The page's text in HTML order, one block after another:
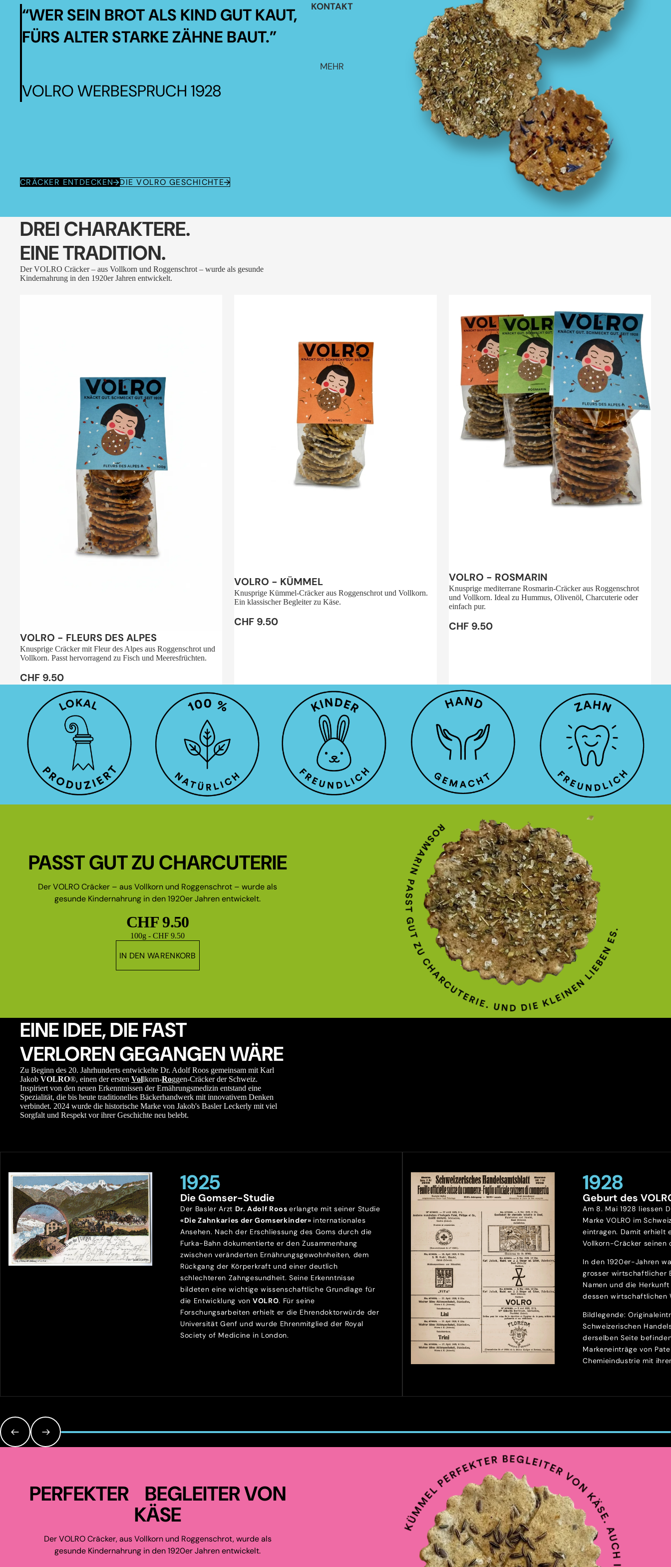
KONTAKT
MEHR
“WER SEIN BROT ALS KIND GUT KAUT,
FÜRS ALTER STARKE ZÄHNE BAUT.”
VOLRO WERBESPRUCH 1928
CRÄCKER ENTDECKEN DIE VOLRO GESCHICHTE
DREI CHARAKTERE.
EINE TRADITION.
Der VOLRO Cräcker – aus Vollkorn und Roggenschrot – wurde als gesunde
Kindernahrung in den 1920er Jahren entwickelt.
Sale
VOLRO - FLEURS DES ALPES
Knusprige Cräcker mit Fleur des Alpes aus Roggenschrot und
Vollkorn. Passt hervorragend zu Fisch und Meeresfrüchten.
CHF 9.50
VOLRO - KÜMMEL
Knusprige Kümmel-Cräcker aus Roggenschrot und Vollkorn.
Ein klassischer Begleiter zu Käse.
CHF 9.50
ROSMARIN
VOLRO - ROSMARIN
Knusprige mediterrane Rosmarin-Cräcker aus Roggenschrot
und Vollkorn. Ideal zu Hummus, Olivenöl, Charcuterie oder
einfach pur.
CHF 9.50
PASST GUT ZU CHARCUTERIE
Der VOLRO Cräcker – aus Vollkorn und Roggenschrot – wurde als
gesunde Kindernahrung in den 1920er Jahren entwickelt.
CHF 9.50
Grundpreis
100g - CHF 9.50
IN DEN WARENKORB
EINE IDEE, DIE FAST
VERLOREN GEGANGEN WÄRE
Zu Beginn des 20. Jahrhunderts entwickelte Dr. Adolf Roos gemeinsam mit Karl
Jakob VOLRO®, einen der ersten Vollkorn-Roggen-Cräcker der Schweiz.
Inspiriert von den neuen Erkenntnissen der Ernährungsmedizin entstand eine
Spezialität, die bis heute traditionelles Bäckerhandwerk mit innovativem Denken
verbindet. 2024 wurde die historische Marke von Jakob's Basler Leckerly mit viel
Sorgfalt und Respekt vor ihrer Geschichte neu belebt.
1925
Die Gomser-Studie
Der Basler Arzt Dr. Adolf Rooserlangte mit seiner Studie
«Die Zahnkaries der Gomserkinder» internationales
Ansehen. Nach der Erschliessung des Goms durch die
Furka-Bahn dokumentierte er den Zusammenhang
zwischen veränderten Ernährungsgewohnheiten, dem
Rückgang der Körperkraft und einer deutlich
schlechteren Zahngesundheit. Seine Erkenntnisse
bildeten eine wichtige wissenschaftliche Grundlage für
die Entwicklung vonVOLRO. Für seine
Forschungsarbeiten erhielt er die Ehrendoktorwürde der
Universität Genf und wurde Ehrenmitglied der Royal
Society of Medicine in London.
1928
Geburt des
Am 8. Mai 1928 liessen
Marke VOLRO im
eintragen. Damit erhielt
Vollkorn-Cräcker seinen
In den 1920er-Jahren
grosser wirtschaftlicher
Namen und die
dessen wirtschaftlichen
Bildlegende:
Schweizerischen
derselben Seite
Markeneinträge von
Chemieindustrie mit
PERFEKTER BEGLEITER VON
KÄSE
Der VOLRO Cräcker, aus Vollkorn und Roggenschrot, wurde als
gesunde Kindernahrung in den 1920er Jahren entwickelt.